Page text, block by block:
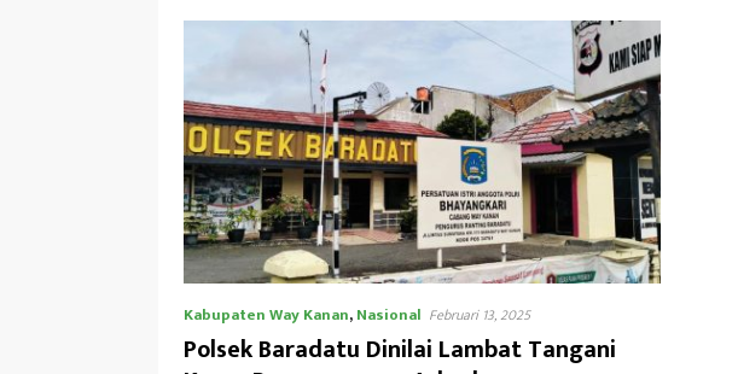
Kabupaten Way Kanan,Nasional Februari 13, 2025
Polsek Baradatu Dinilai Lambat Tangani